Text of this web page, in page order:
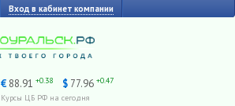
Вход в кабинет компании
€ 88.91 +0.38 $ 77.96 +0.47
Курсы ЦБ РФ на сегодня